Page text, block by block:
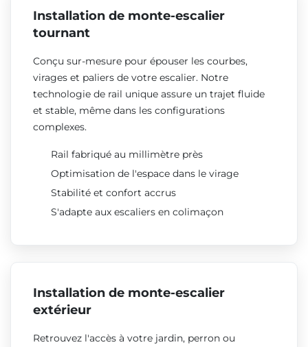
Installation de monte-escalier
tournant
Conçu sur-mesure pour épouser les courbes,
virages et paliers de votre escalier. Notre
technologie de rail unique assure un trajet fluide
et stable, même dans les configurations
complexes.
Rail fabriqué au millimètre près
Optimisation de l'espace dans le virage
Stabilité et confort accrus
S'adapte aux escaliers en colimaçon
Installation de monte-escalier
extérieur
Retrouvez l'accès à votre jardin, perron ou